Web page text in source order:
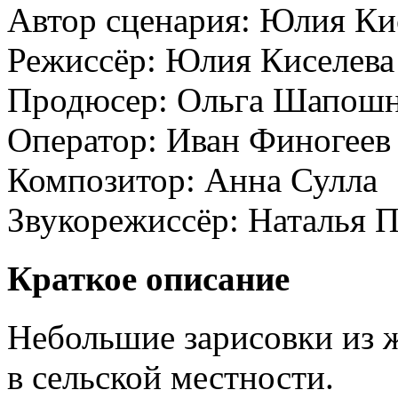
Автор сценария: Юлия
Режиссёр: Юлия Киселева
Продюсер: Ольга
Оператор: Иван Финогеев
Композитор: Анна Сулла
Звукорежиссёр: Наталья
Краткое описание
Небольшие зарисовки
в сельской местности.